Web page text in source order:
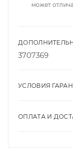
может
3707369
УСЛОВИЯ
ОПЛАТА И